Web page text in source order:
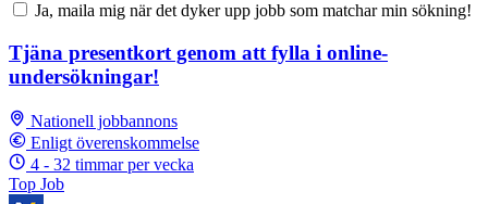
Ja, maila mig när det dyker upp jobb som matchar min sökning!
Tjäna presentkort genom att fylla i online-
undersökningar!
Nationell jobbannons
Enligt överenskommelse
4 - 32 timmar per vecka
Top Job